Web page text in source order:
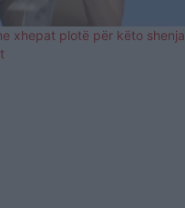
xhepat plotë për këto shenja